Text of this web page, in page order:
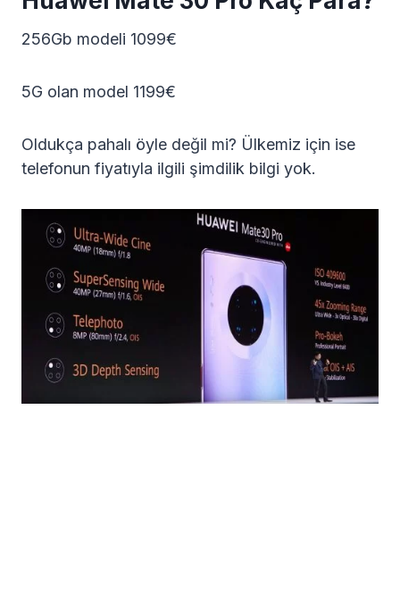
256Gb modeli 1099€
5G olan model 1199€
Oldukça pahalı öyle değil mi? Ülkemiz için ise
telefonun fiyatıyla ilgili şimdilik bilgi yok.